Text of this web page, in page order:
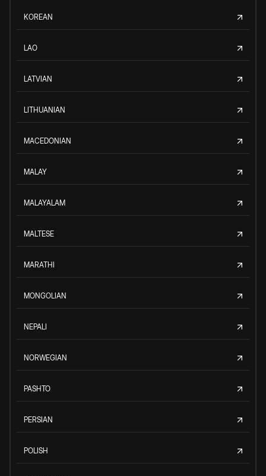
KOREAN
LAO
LATVIAN
LITHUANIAN
MACEDONIAN
MALAY
MALAYALAM
MALTESE
MARATHI
MONGOLIAN
NEPALI
NORWEGIAN
PASHTO
PERSIAN
POLISH